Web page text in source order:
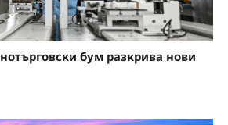
бум разкрива нови